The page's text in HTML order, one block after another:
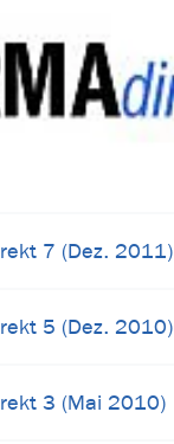
7 (Dez. 2011)
5 (Dez. 2010)
3 (Mai 2010)